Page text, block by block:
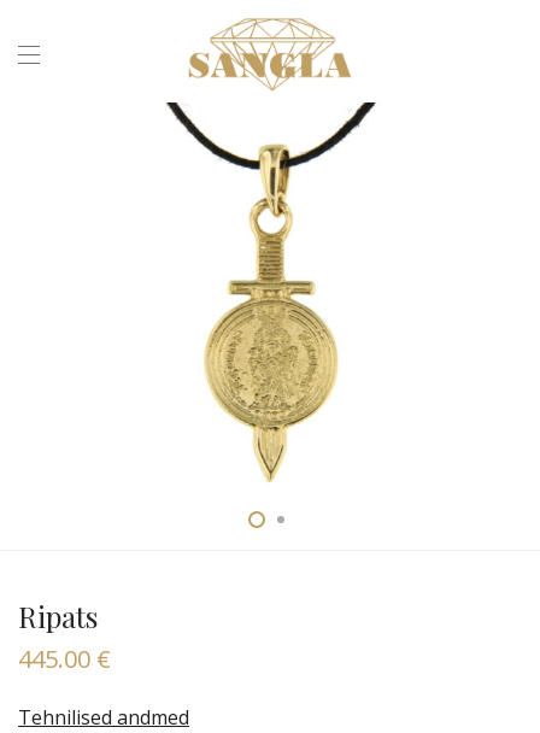
Ripats
445.00 €
Tehnilised andmed